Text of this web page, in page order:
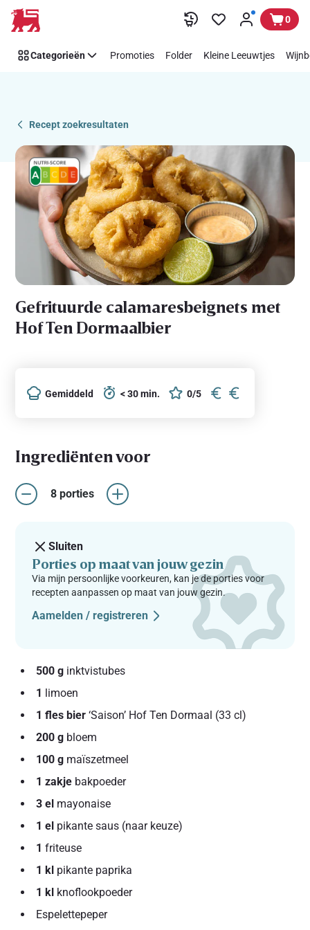
Overslaan
Recipe
Details
0
Categorieën Promoties Folder Kleine Leeuwtjes
Recept zoekresultaten
Gefrituurde calamaresbeignets met
Hof Ten Dormaalbier
Gemiddeld < 30 min. 0/5
Ingrediënten voor
8 porties
Sluiten
Porties op maat van jouw gezin
Via mijn persoonlijke voorkeuren, kan je de porties voor
recepten aanpassen op maat van jouw gezin.
Aamelden / registreren
500 g inktvistubes
1 limoen
1 fles bier ‘Saison’ Hof Ten Dormaal (33 cl)
200 g bloem
100 g maïszetmeel
1 zakje bakpoeder
3 el mayonaise
1 el pikante saus (naar keuze)
1friteuse
1 kl pikante paprika
1 kl knoflookpoeder
Espelettepeper